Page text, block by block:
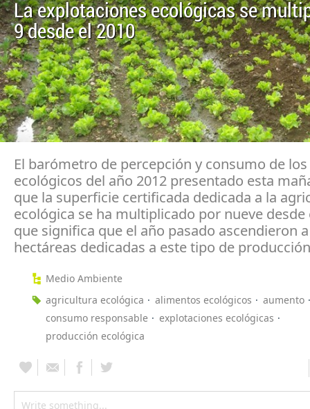
La explotaciones ecológicas se
9 desde el 2010
El barómetro de percepción y consumo de
ecológicos del año 2012 presentado esta
que la superficie certificada dedicada a la
ecológica se ha multiplicado por nueve desde
que significa que el año pasado ascendieron
hectáreas dedicadas a este tipo de
Medio Ambiente
agricultura ecológica
alimentos ecológicos
aumento
consumo responsable
explotaciones ecológicas
producción ecológica